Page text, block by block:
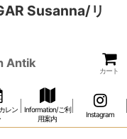
Susanna/リ
Antik
カート
レン
Information/ご利
用案内
Instagram